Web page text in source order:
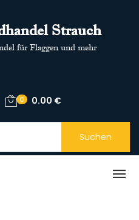
Strauch
für Flaggen und mehr
0 0.00 €
Suchen